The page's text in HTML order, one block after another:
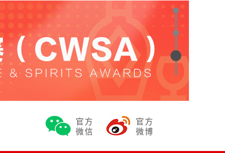
官方
微信
官方
微博